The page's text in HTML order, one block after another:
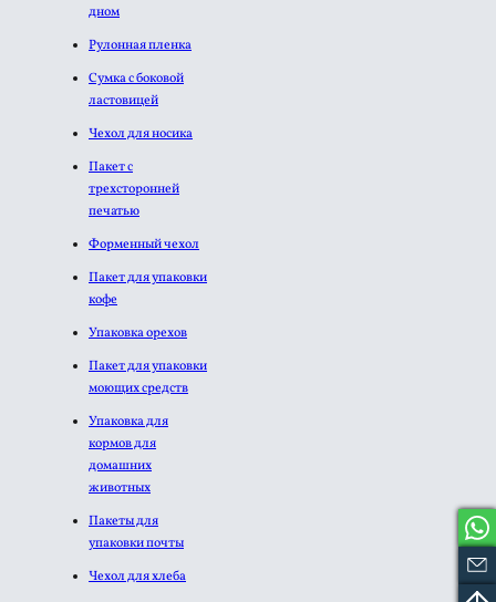
дном
Рулонная пленка
Сумка с боковой
ластовицей
Чехол для носика
Пакет с
трехсторонней
печатью
Форменный чехол
Пакет для упаковки
кофе
Упаковка орехов
Пакет для упаковки
моющих средств
Упаковка для
кормов для
домашних
животных
Пакеты для
упаковки почты
Чехол для хлеба